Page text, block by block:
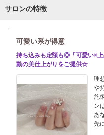
サロンの特徴
可愛い系が得意
持ち込みも定額も◎「可愛い×
動の美仕上がりをご提供☆
理
や
施
ン
あ
先